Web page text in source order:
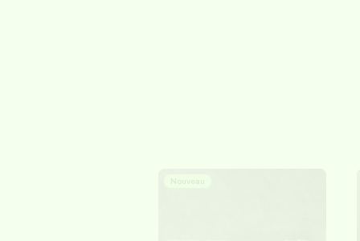
Nouveau